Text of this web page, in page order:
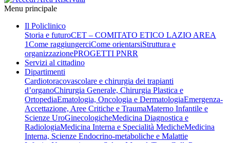
Menu principale
Il Policlinico
Storia e futuroCET – COMITATO ETICO LAZIO AREA
1Come raggiungerciCome orientarsiStruttura e
organizzazionePROGETTI PNRR
Servizi al cittadino
Dipartimenti
Cardiotoracovascolare e chirurgia dei trapianti
d’organoChirurgia Generale, Chirurgia Plastica e
OrtopediaEmatologia, Oncologia e DermatologiaEmergenza-
Accettazione, Aree Critiche e TraumaMaterno Infantile e
Scienze UroGinecologicheMedicina Diagnostica e
RadiologiaMedicina Interna e Specialità MedicheMedicina
Interna, Scienze Endocrino-metaboliche e Malattie